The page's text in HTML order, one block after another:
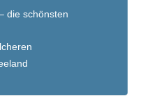
die schönsten